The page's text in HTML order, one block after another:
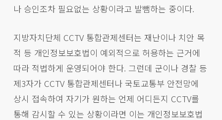
나 승인조차 필요없는 상황이라고 발뺌하는 중이다.
지방자치단체 CCTV 통합관제센터는 재난이나 치안 목
적 등 개인정보보호법이 예외적으로 허용하는 근거에
따라 적법하게 운영되어야 한다. 그런데 군이나 경찰 등
제3자가 CCTV 통합관제센터나 국토교통부 안전망에
상시 접속하여 자기가 원하는 언제 어디든지 CCTV를
통해 감시할 수 있는 상황이라면 이는 개인정보보호법